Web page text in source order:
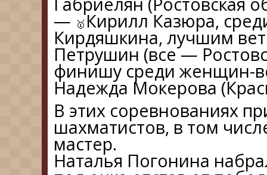
— Кирилл Казюра,
Кирдяшкина, лучшим
Петрушин (все —
финишу среди женщин-
Надежда Мокерова
В этих соревнованиях
шахматистов, в том
мастер.
Наталья Погонина